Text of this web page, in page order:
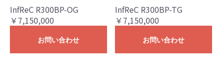
InfReC R300BP-OG
￥7,150,000
お問い合わせ
InfReC R300BP-TG
￥7,150,000
お問い合わせ